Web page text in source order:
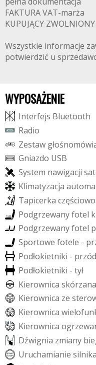
FAKTURA VAT-marża
KUPUJĄCY
Wszystkie informacje
potwierdzić u
WYPOSAŻENIE
Interfejs Bluetooth
Radio
Zestaw głośnomówi
Gniazdo USB
System nawigacji sat
Klimatyzacja automa
Tapicerka częściowo
Podgrzewanyfotel k
Podgrzewanyfotel p
Sportowe fotele - pr
Podłokietniki - przód
Podłokietniki - tył
Kierownica skórzana
Kierownica ze stero
Kierownica wielofun
Kierownica ogrzewa
Dźwignia zmiany bie
Uruchamianie silnika